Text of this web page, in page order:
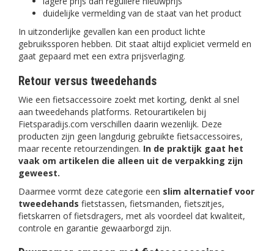
duidelijke vermelding van de staat van het product
In uitzonderlijke gevallen kan een product lichte
gebruikssporen hebben. Dit staat altijd expliciet vermeld en
gaat gepaard met een extra prijsverlaging.
Retour versus tweedehands
Wie een fietsaccessoire zoekt met korting, denkt al snel
aan tweedehands platforms. Retourartikelen bij
Fietsparadijs.com verschillen daarin wezenlijk. Deze
producten zijn geen langdurig gebruikte fietsaccessoires,
maar recente retourzendingen. In de praktijk gaat het
vaak om artikelen die alleen uit de verpakking zijn
geweest.
Daarmee vormt deze categorie een slim alternatief voor
tweedehands fietstassen, fietsmanden, fietszitjes,
fietskarren of fietsdragers, met als voordeel dat kwaliteit,
controle en garantie gewaarborgd zijn.